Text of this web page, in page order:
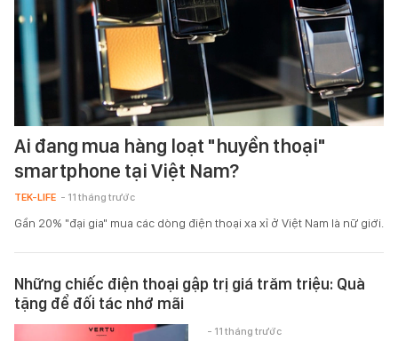
Ai đang mua hàng loạt "huyền thoại"
smartphone tại Việt Nam?
TEK-LIFE - 11 tháng trước
Gần 20% "đại gia" mua các dòng điện thoại xa xỉ ở Việt Nam là nữ giới.
Những chiếc điện thoại gập trị giá trăm triệu: Quà
tặng để đối tác nhớ mãi
- 11 tháng trước